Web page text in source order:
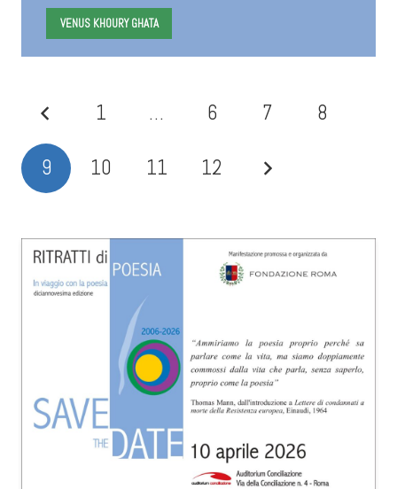
VENUS KHOURY GHATA
1 … 6 7 8
9 10 11 12